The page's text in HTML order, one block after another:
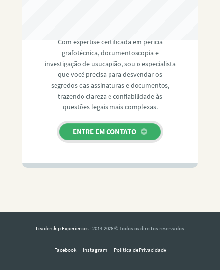
Com expertise certificada em perícia
grafotécnica, documentoscopia e
investigação de usucapião, sou o especialista
que você precisa para desvendar os
segredos das assinaturas e documentos,
trazendo clareza e confiabilidade às
questões legais mais complexas.
ENTRE EM CONTATO
Leadership Experiences · 2014-2026 © Todos os direitos reservados
Facebook Instagram Política de Privacidade